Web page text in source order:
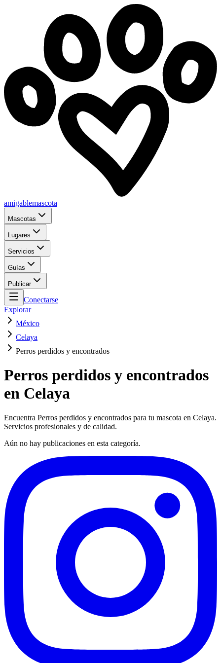
amigablemascota
Mascotas
Lugares
Servicios
Guías
Publicar
Conectarse
Explorar
México
Celaya
Perros perdidos y encontrados
Perros perdidos y encontrados
en Celaya
Encuentra Perros perdidos y encontrados para tu mascota en Celaya.
Servicios profesionales y de calidad.
Aún no hay publicaciones en esta categoría.